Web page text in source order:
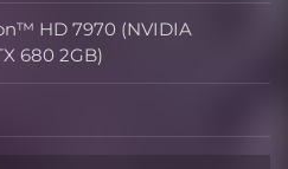
HD 7970 (NVIDIA
680 2GB)